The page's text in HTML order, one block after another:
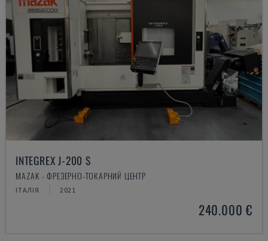
INTEGREX J-200 S
MAZAK - ФРЕЗЕРНО-ТОКАРНИЙ ЦЕНТР
ІТАЛІЯ 2021
240.000 €